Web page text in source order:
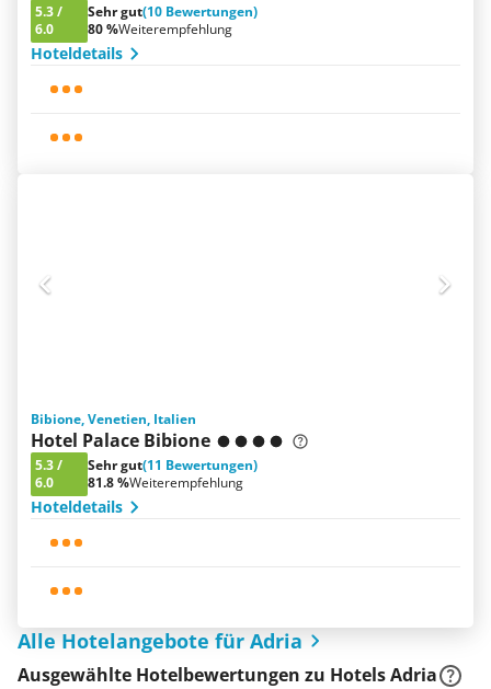
5.3/
6.0
Sehr gut(10 Bewertungen)
80 %Weiterempfehlung
Hoteldetails
Bibione, Venetien, Italien
Hotel Palace Bibione
5.3/
6.0
Sehr gut(11 Bewertungen)
81.8 %Weiterempfehlung
Hoteldetails
Alle Hotelangebote für Adria
Ausgewählte Hotelbewertungen zu Hotels Adria